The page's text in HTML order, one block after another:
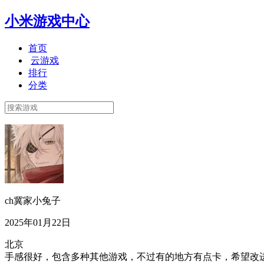
小米游戏中心
首页
云游戏
排行
分类
ch冀家小兔子
2025年01月22日
北京
手感很好，包含多种其他游戏，不过有的地方有点卡，希望改